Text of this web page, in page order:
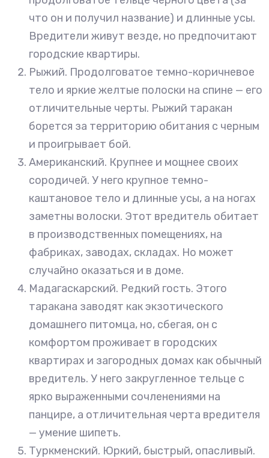
что он и получил название) и длинные усы.
Вредители живут везде, но предпочитают
городские квартиры.
Рыжий. Продолговатое темно-коричневое
тело и яркие желтые полоски на спине — его
отличительные черты. Рыжий таракан
борется за территорию обитания с черным
и проигрывает бой.
Американский. Крупнее и мощнее своих
сородичей. У него крупное темно-
каштановое тело и длинные усы, а на ногах
заметны волоски. Этот вредитель обитает
в производственных помещениях, на
фабриках, заводах, складах. Но может
случайно оказаться и в доме.
Мадагаскарский. Редкий гость. Этого
таракана заводят как экзотического
домашнего питомца, но, сбегая, он с
комфортом проживает в городских
квартирах и загородных домах как обычный
вредитель. У него закругленное тельце с
ярко выраженными сочленениями на
панцире, а отличительная черта вредителя
— умение шипеть.
Туркменский. Юркий, быстрый, опасливый.